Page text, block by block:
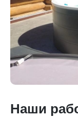
Наши